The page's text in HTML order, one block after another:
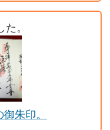
。
朱印。